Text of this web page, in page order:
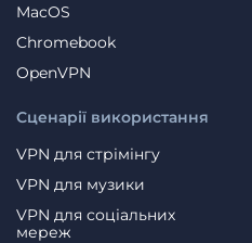
MacOS
Chromebook
OpenVPN
Сценарії використання
VPN для стрімінгу
VPN для музики
VPN для соціальних
мереж